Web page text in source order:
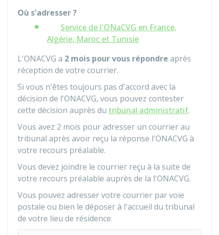
Où s'adresser ?
Service de l'ONaCVG en France,
Algérie, Maroc et Tunisie
L'ONACVG a 2 mois pour vous répondre après
réception de votre courrier.
Si vous n'êtes toujours pas d'accord avec la
décision de l'ONACVG, vous pouvez contester
cette décision auprès du tribunal administratif.
Vous avez 2 mois pour adresser un courrier au
tribunal après avoir reçu la réponse l'ONACVG à
votre recours préalable.
Vous devez joindre le courrier reçu à la suite de
votre recours préalable auprès de la l'ONACVG.
Vous pouvez adresser votre courrier par voie
postale ou bien le déposer à l'accueil du tribunal
de votre lieu de résidence.